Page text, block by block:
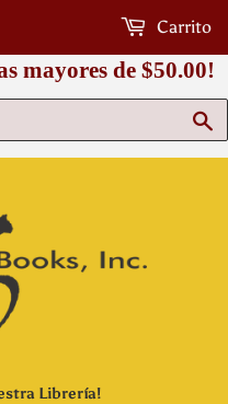
mayores de $50.00!
Librería!
Carrito